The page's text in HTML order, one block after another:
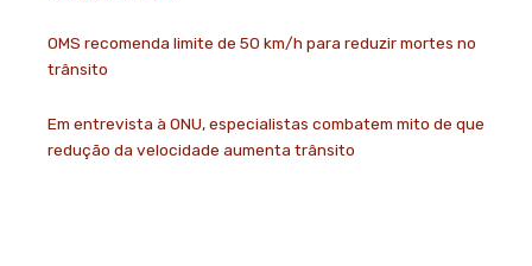
OMS recomenda limite de 50 km/h para reduzir mortes no
trânsito
Em entrevista à ONU, especialistas combatem mito de que
redução da velocidade aumenta trânsito